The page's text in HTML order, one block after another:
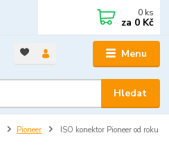
Menu
Hledat
0 ks
za 0 Kč
Pioneer
ISO konektor Pioneer od roku